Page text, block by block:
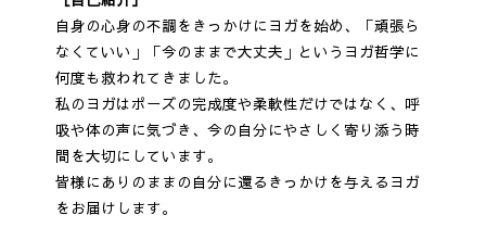
自身の心身の不調をきっかけにヨガを始め、「頑張ら
なくていい」「今のままで大丈夫」というヨガ哲学に
何度も救われてきました。
私のヨガはポーズの完成度や柔軟性だけではなく、呼
吸や体の声に気づき、今の自分にやさしく寄り添う時
間を大切にしています。
皆様にありのままの自分に還るきっかけを与えるヨガ
をお届けします。